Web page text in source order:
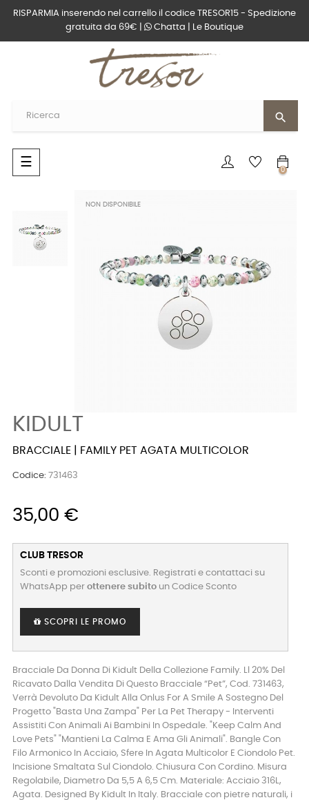
RISPARMIA inserendo nel carrello il codice TRESOR15 - Spedizione
gratuita da 69€ |
Chatta Le Boutique
search
navigazione
Toggle
☰
0
NON DISPONIBILE
KIDULT
BRACCIALE | FAMILY PET AGATA MULTICOLOR
Codice: 731463
35,00 €
CLUB TRESOR
Sconti e promozioni esclusive. Registrati e contattaci su
WhatsApp per ottenere subito un Codice Sconto
SCOPRI LE PROMO
Bracciale Da Donna Di Kidult Della Collezione Family. Ll 20% Del
Ricavato Dalla Vendita Di Questo Bracciale “Pet”, Cod. 731463,
Verrà Devoluto Da Kidult Alla Onlus For A Smile A Sostegno Del
Progetto "Basta Una Zampa" Per La Pet Therapy - Interventi
Assistiti Con Animali Ai Bambini In Ospedale. "Keep Calm And
Love Pets" "Mantieni La Calma E Ama Gli Animali". Bangle Con
Filo Armonico In Acciaio, Sfere In Agata Multicolor E Ciondolo Pet.
Incisione Smaltata Sul Ciondolo. Chiusura Con Cordino. Misura
Regolabile, Diametro Da 5,5 A 6,5 Cm. Materiale: Acciaio 316L,
Agata. Designed By Kidult In Italy. Bracciale con pietre naturali, i